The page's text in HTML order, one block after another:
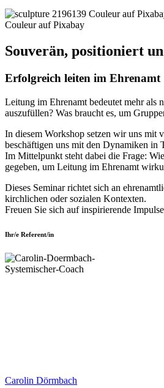
Couleur auf Pixabay
Souverän, positioniert
Erfolgreich leiten im Ehrenamt
Leitung im Ehrenamt bedeutet mehr als
auszufüllen? Was braucht es, um
In diesem Workshop setzen wir uns mit
beschäftigen uns mit den Dynamiken in
Im Mittelpunkt steht dabei die Frage:
gegeben, um Leitung im Ehrenamt
Dieses Seminar richtet sich an
kirchlichen oder sozialen Kontexten.
Freuen Sie sich auf inspirierende
Ihr/e Referent/in
Carolin Dörmbach